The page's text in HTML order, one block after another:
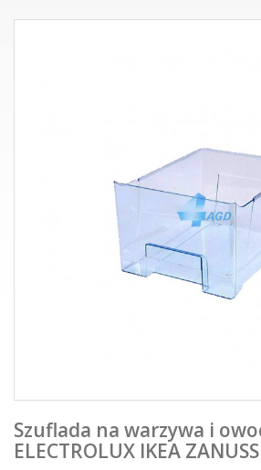
Szuflada na warzywa i
ELECTROLUX IKEA